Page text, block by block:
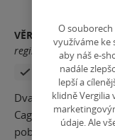
VĚRA REŇÁKOVÁ
registrovaný uživatel
Zakoupil
Dva příběhy, jiná
Cage byl výtržník
pobožný, rodiči
O souborech
využíváme ke
aby náš e-
nadále
lepší a
klidně Vergilia
údaje. Ale